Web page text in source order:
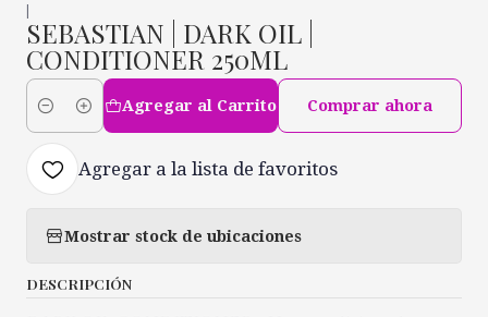
SEBASTIAN | DARK OIL |
CONDITIONER 250ML
Cantidad
Agregar al Carrito Comprar ahora
Agregar a la lista de favoritos
Mostrar stock de ubicaciones
DESCRIPCIÓN